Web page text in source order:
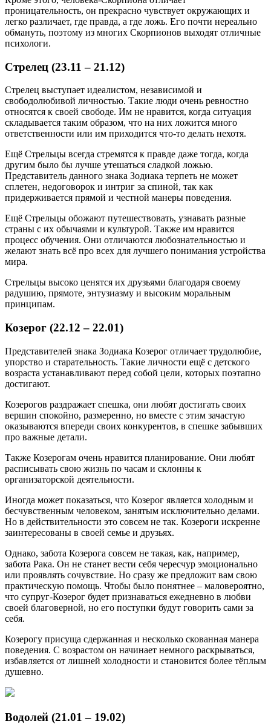
проницательность, он прекрасно чувствует окружающих и
легко различает, где правда, а где ложь. Его почти нереально
обмануть, поэтому из многих Скорпионов выходят отличные
психологи.
Стрелец (23.11 – 21.12)
Стрелец выступает идеалистом, независимой и
свободолюбивой личностью. Такие люди очень ревностно
относятся к своей свободе. Им не нравится, когда ситуация
складывается таким образом, что на них ложится много
ответственности или им приходится что-то делать нехотя.
Ещё Стрельцы всегда стремятся к правде даже тогда, когда
другим было бы лучше утешаться сладкой ложью.
Представитель данного знака Зодиака терпеть не может
сплетен, недоговорок и интриг за спиной, так как
придерживается прямой и честной манеры поведения.
Ещё Стрельцы обожают путешествовать, узнавать разные
страны с их обычаями и культурой. Также им нравится
процесс обучения. Они отличаются любознательностью и
желают знать всё про всех для лучшего понимания устройства
мира.
Стрельцы высоко ценятся их друзьями благодаря своему
радушию, прямоте, энтузиазму и высоким моральным
принципам.
Козерог (22.12 – 22.01)
Представителей знака Зодиака Козерог отличает трудолюбие,
упорство и старательность. Такие личности ещё с детского
возраста устанавливают перед собой цели, которых поэтапно
достигают.
Козерогов раздражает спешка, они любят достигать своих
вершин спокойно, размеренно, но вместе с этим зачастую
оказываются впереди своих конкурентов, в спешке забывших
про важные детали.
Также Козерогам очень нравится планирование. Они любят
расписывать свою жизнь по часам и склонны к
организаторской деятельности.
Иногда может показаться, что Козерог является холодным и
бесчувственным человеком, занятым исключительно делами.
Но в действительности это совсем не так. Козероги искренне
заинтересованы в своей семье и друзьях.
Однако, забота Козерога совсем не такая, как, например,
забота Рака. Он не станет вести себя чересчур эмоционально
или проявлять сочувствие. Но сразу же предложит вам свою
практическую помощь. Чтобы было понятнее – маловероятно,
что супруг-Козерог будет признаваться ежедневно в любви
своей благоверной, но его поступки будут говорить сами за
себя.
Козерогу присуща сдержанная и несколько скованная манера
поведения. С возрастом он начинает немного раскрываться,
избавляется от лишней холодности и становится более тёплым
душевно.
Водолей (21.01 – 19.02)